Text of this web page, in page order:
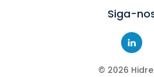
Siga-
© 2026